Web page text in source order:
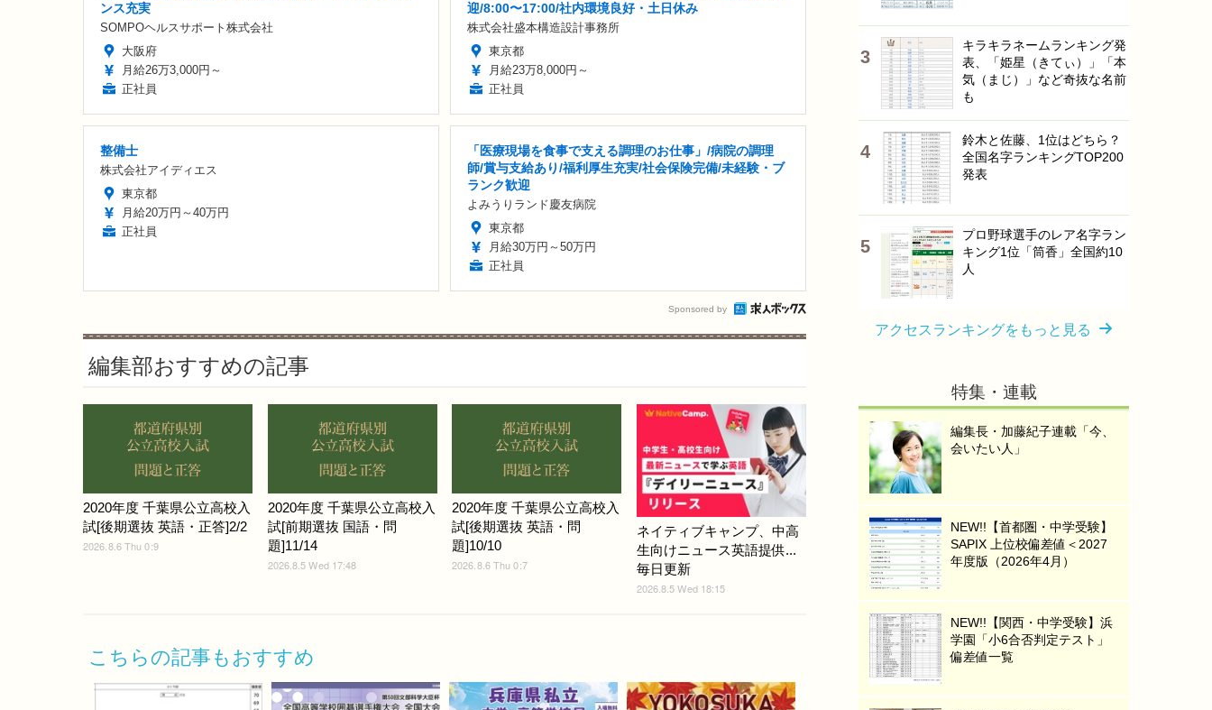
ンス充実
SOMPOヘルスサポート株式会社
大阪府
月給26万3,000円～
正社員
迎/8:00〜17:00/社内環境良好・土日休み
株式会社盛本構造設計事務所
東京都
月給23万8,000円～
正社員
整備士
株式会社アイディエス
東京都
月給20万円～40万円
正社員
「医療現場を食事で支える調理のお仕事」/病院の調理
師/賞与支給あり/福利厚生充実/社会保険完備/未経験・ブ
ランク歓迎
よみうりランド慶友病院
東京都
月給30万円～50万円
正社員
Sponsored by
編集部おすすめの記事
2020年度 千葉県公立高校入
試[後期選抜 英語・正答]2/2
2026.8.6 Thu 0:9
2020年度 千葉県公立高校入
試[前期選抜 国語・問
題]11/14
2026.8.5 Wed 17:48
2020年度 千葉県公立高校入
試[後期選抜 英語・問
題]10/10
2026.8.6 Thu 0:7
ネイティブキャンプ、中高
生向けニュース英語提供...
毎日更新
2026.8.5 Wed 18:15
こちらの記事もおすすめ
キラキラネームランキング発
表、「姫星（きてぃ）」「本
気（まじ）」など奇抜な名前
も
鈴木と佐藤、1位はどちら？
全国名字ランキングTOP200
発表
プロ野球選手のレア名字ラン
キング1位「筒香」全国約10
人
アクセスランキングをもっと見る
特集・連載
編集長・加藤紀子連載「今、
会いたい人」
NEW!!【首都圏・中学受験】
SAPIX 上位校偏差値＜2027
年度版（2026年4月）
NEW!!【関西・中学受験】浜
学園「小6合否判定テスト」
偏差値一覧